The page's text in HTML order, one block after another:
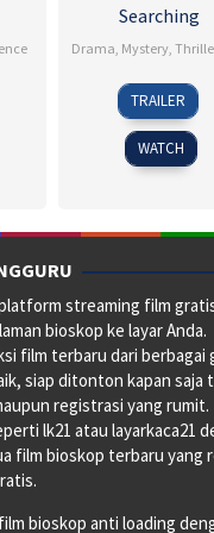
Searching
Drama, Mystery,
24
Aug
2018
Aneesh
TRAILER
WATCH
streaming film
bioskop ke layar Anda.
film terbaru dari berbagai
siap ditonton kapan saja
registrasi yang rumit.
lk21 atau layarkaca21
film bioskop terbaru yang
bioskop anti loading